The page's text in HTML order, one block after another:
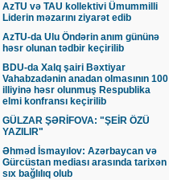
AzTU və TAU kollektivi Ümummilli
Liderin məzarını ziyarət edib
AzTU-da Ulu Öndərin anım gününə
həsr olunan tədbir keçirilib
BDU-da Xalq şairi Bəxtiyar
Vahabzadənin anadan olmasının 100
illiyinə həsr olunmuş Respublika
elmi konfransı keçirilib
GÜLZAR ŞƏRİFOVA: "ŞEİR ÖZÜ
YAZILIR"
Əhməd İsmayılov: Azərbaycan və
Gürcüstan mediası arasında tarixən
sıx bağlılıq olub